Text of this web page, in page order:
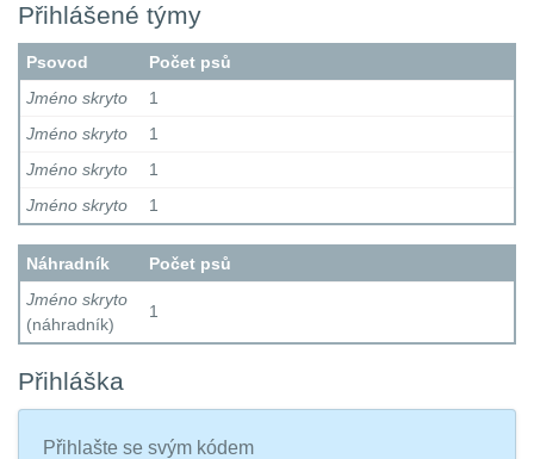
Přihlášené týmy
Psovod
Počet psů
Jméno skryto
1
Jméno skryto
1
Jméno skryto
1
Jméno skryto
1
Náhradník
Počet psů
Jméno skryto
(náhradník)
1
Přihláška
Přihlašte se svým kódem